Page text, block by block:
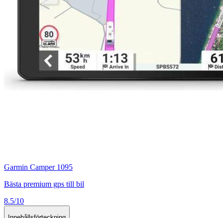
Garmin Camper 1095
Bästa premium gps till bil
8.5/10